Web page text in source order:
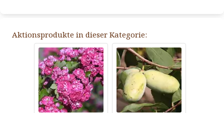
Aktionsprodukte in dieser Kategorie: